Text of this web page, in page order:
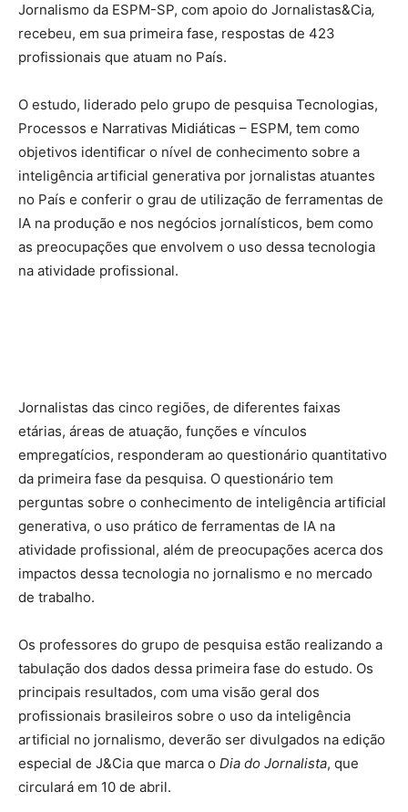
Jornalismo da ESPM-SP, com apoio do Jornalistas&Cia,
recebeu, em sua primeira fase, respostas de 423
profissionais que atuam no País.
O estudo, liderado pelo grupo de pesquisa Tecnologias,
Processos e Narrativas Midiáticas – ESPM, tem como
objetivos identificar o nível de conhecimento sobre a
inteligência artificial generativa por jornalistas atuantes
no País e conferir o grau de utilização de ferramentas de
IA na produção e nos negócios jornalísticos, bem como
as preocupações que envolvem o uso dessa tecnologia
na atividade profissional.
Jornalistas das cinco regiões, de diferentes faixas
etárias, áreas de atuação, funções e vínculos
empregatícios, responderam ao questionário quantitativo
da primeira fase da pesquisa. O questionário tem
perguntas sobre o conhecimento de inteligência artificial
generativa, o uso prático de ferramentas de IA na
atividade profissional, além de preocupações acerca dos
impactos dessa tecnologia no jornalismo e no mercado
de trabalho.
Os professores do grupo de pesquisa estão realizando a
tabulação dos dados dessa primeira fase do estudo. Os
principais resultados, com uma visão geral dos
profissionais brasileiros sobre o uso da inteligência
artificial no jornalismo, deverão ser divulgados na edição
especial de J&Cia que marca o Dia do Jornalista, que
circulará em 10 de abril.